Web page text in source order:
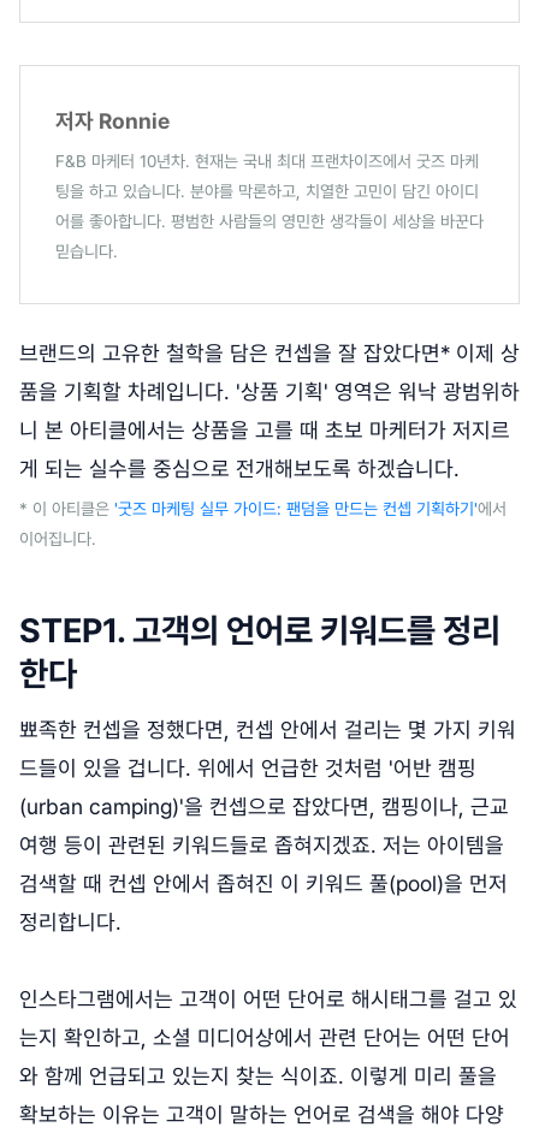
저자 Ronnie
F&B 마케터 10년차. 현재는 국내 최대 프랜차이즈에서 굿즈 마케
팅을 하고 있습니다. 분야를 막론하고, 치열한 고민이 담긴 아이디
어를 좋아합니다. 평범한 사람들의 영민한 생각들이 세상을 바꾼다
믿습니다.
브랜드의 고유한 철학을 담은 컨셉을 잘 잡았다면* 이제 상
품을 기획할 차례입니다. '상품 기획' 영역은 워낙 광범위하
니 본 아티클에서는 상품을 고를 때 초보 마케터가 저지르
게 되는 실수를 중심으로 전개해보도록 하겠습니다.
* 이 아티클은 '굿즈 마케팅 실무 가이드: 팬덤을 만드는 컨셉 기획하기'에서
이어집니다.
STEP1. 고객의 언어로 키워드를 정리
한다
뾰족한 컨셉을 정했다면, 컨셉 안에서 걸리는 몇 가지 키워
드들이 있을 겁니다. 위에서 언급한 것처럼 '어반 캠핑
(urban camping)'을 컨셉으로 잡았다면, 캠핑이나, 근교
여행 등이 관련된 키워드들로 좁혀지겠죠. 저는 아이템을
검색할 때 컨셉 안에서 좁혀진 이 키워드 풀(pool)을 먼저
정리합니다.
인스타그램에서는 고객이 어떤 단어로 해시태그를 걸고 있
는지 확인하고, 소셜 미디어상에서 관련 단어는 어떤 단어
와 함께 언급되고 있는지 찾는 식이죠. 이렇게 미리 풀을
확보하는 이유는 고객이 말하는 언어로 검색을 해야 다양